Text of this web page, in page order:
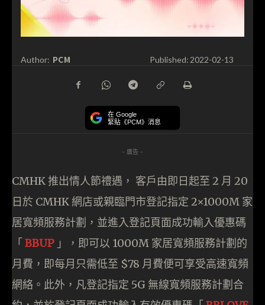
Author: PCM Published: 2022-02-13
在 Google
緊貼《PCM》消息
- 廣告 -
CMHK 推出情人節禮遇， 客戶由即日起至 2 月 20
日於 CMHK 網店或親臨門市登記指定 2×1000M 家
居寬頻服務計劃，並進入登記頁面成功輸入優惠碼
「 BBUP 」，即可以 1000M 家居寬頻服務計劃的
月費，即每月只需低至 $78 月費便可享受高速寬頻
網絡。此外，凡登記指定 5G 無線寬頻服務計劃合